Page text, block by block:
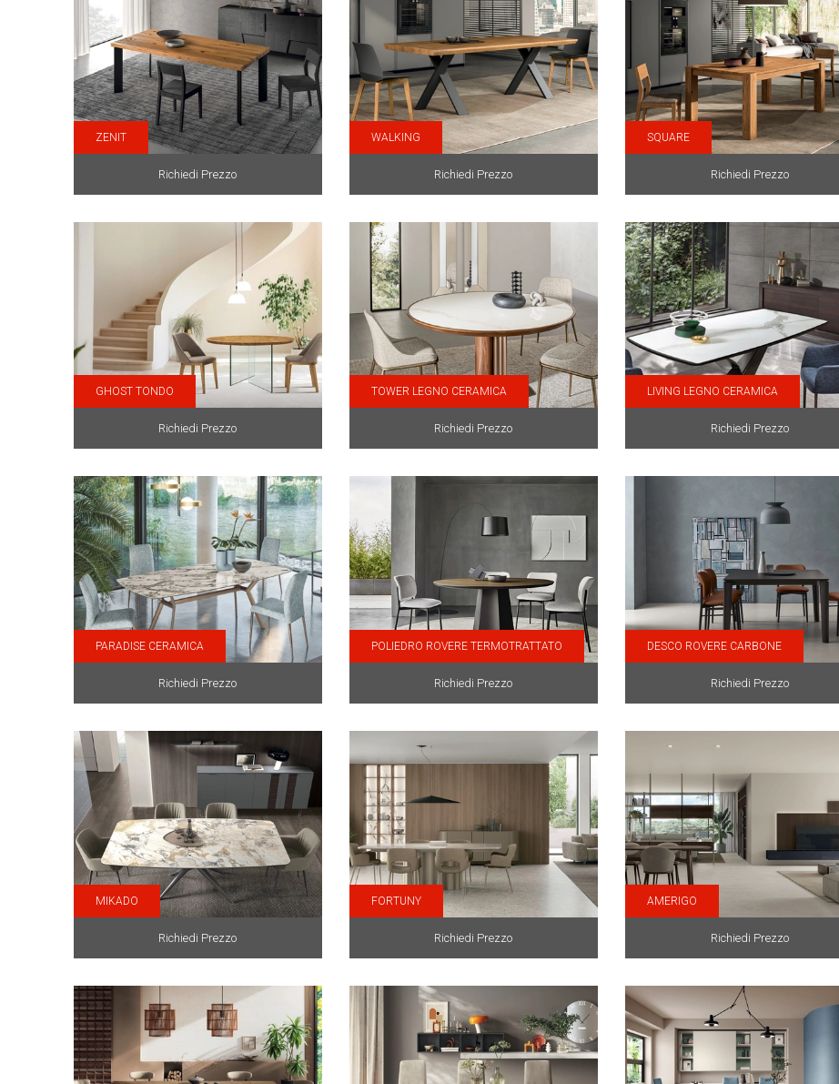
ZENIT
Richiedi Prezzo
WALKING
Richiedi Prezzo
SQUARE
Richiedi Prezzo
GHOST TONDO
Richiedi Prezzo
TOWER LEGNO CERAMICA
Richiedi Prezzo
LIVING LEGNO CERAMICA
Richiedi Prezzo
PARADISE CERAMICA
Richiedi Prezzo
POLIEDRO ROVERE TERMOTRATTATO
Richiedi Prezzo
DESCO ROVERE CARBONE
Richiedi Prezzo
MIKADO
Richiedi Prezzo
FORTUNY
Richiedi Prezzo
AMERIGO
Richiedi Prezzo